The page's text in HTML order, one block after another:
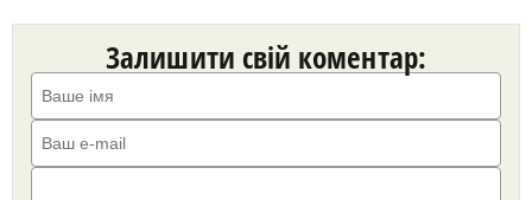
Залишити свій коментар: